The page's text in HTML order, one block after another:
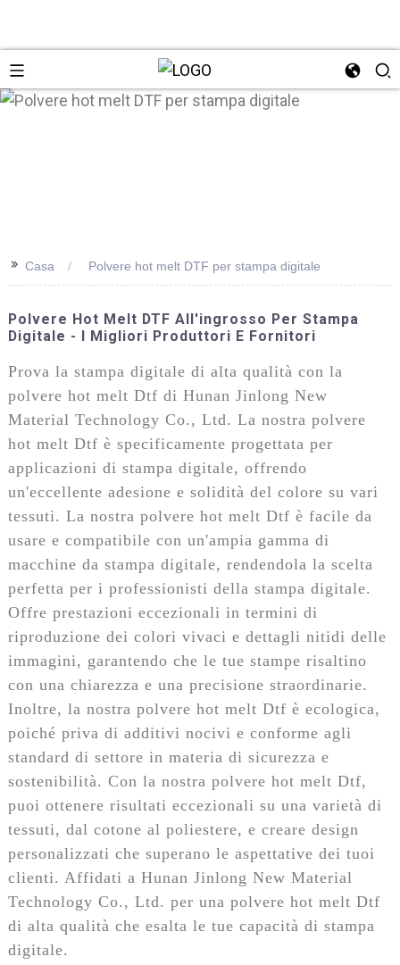
>> Casa Polvere hot melt DTF per stampa digitale
Polvere Hot Melt DTF All'ingrosso Per Stampa
Digitale - I Migliori Produttori E Fornitori
Prova la stampa digitale di alta qualità con la
polvere hot melt Dtf di Hunan Jinlong New
Material Technology Co., Ltd. La nostra polvere
hot melt Dtf è specificamente progettata per
applicazioni di stampa digitale, offrendo
un'eccellente adesione e solidità del colore su vari
tessuti. La nostra polvere hot melt Dtf è facile da
usare e compatibile con un'ampia gamma di
macchine da stampa digitale, rendendola la scelta
perfetta per i professionisti della stampa digitale.
Offre prestazioni eccezionali in termini di
riproduzione dei colori vivaci e dettagli nitidi delle
immagini, garantendo che le tue stampe risaltino
con una chiarezza e una precisione straordinarie.
Inoltre, la nostra polvere hot melt Dtf è ecologica,
poiché priva di additivi nocivi e conforme agli
standard di settore in materia di sicurezza e
sostenibilità. Con la nostra polvere hot melt Dtf,
puoi ottenere risultati eccezionali su una varietà di
tessuti, dal cotone al poliestere, e creare design
personalizzati che superano le aspettative dei tuoi
clienti. Affidati a Hunan Jinlong New Material
Technology Co., Ltd. per una polvere hot melt Dtf
di alta qualità che esalta le tue capacità di stampa
digitale.